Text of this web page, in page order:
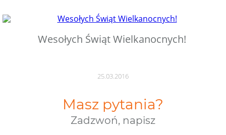
Wesołych Świąt Wielkanocnych!
25.03.2016
Masz pytania?
Zadzwoń, napisz